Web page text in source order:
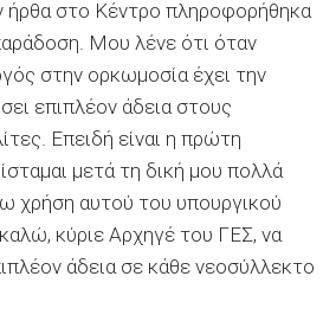
ήρθα στο Κέντρο πληροφορήθηκα
Μου λένε ότι όταν
στην ορκωμοσία έχει την
επιπλέον άδεια στους
Επειδή είναι η πρώτη
μετά τη δική μου πολλά
χρήση αυτού του υπουργικού
κύριε Αρχηγέ του ΓΕΣ, να
άδεια σε κάθε νεοσύλλεκτο